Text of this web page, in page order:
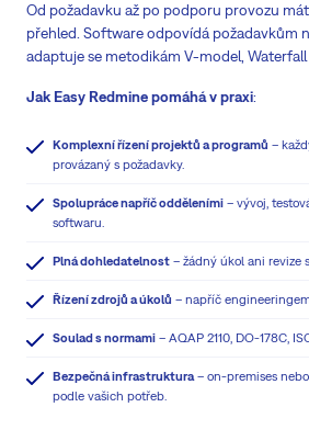
Od požadavku až po podporu provozu
přehled. Software odpovídá požadavkům
adaptuje se metodikám V-model, Waterfall
Jak Easy Redmine pomáhá v praxi:
Komplexní řízení projektů a programů –
provázaný s požadavky.
Spolupráce napříč odděleními – vývoj,
softwaru.
Plná dohledatelnost – žádný úkol ani revize
Řízení zdrojů a úkolů – napříč
Soulad s normami – AQAP 2110, DO-178C,
Bezpečná infrastruktura– on-premises
podle vašich potřeb.